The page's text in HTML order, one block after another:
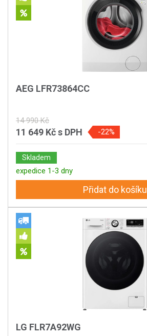
AEG LFR73864CC
14 990 Kč
11 649 Kčs DPH -22%
Skladem
expedice 1-3 dny
Přidat do košíku
LG FLR7A92WG